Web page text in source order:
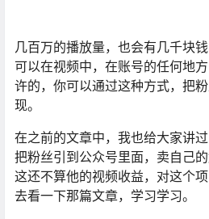
几百万的播放量，也会有几千块
可以在视频中，在账号的任何地
许的，你可以通过这种方式，把
现。
在之前的文章中，我也给大家讲
把粉丝引到公众号里面，卖自己
这还不算他的视频收益，对这个
去看一下那篇文章，学习学习。